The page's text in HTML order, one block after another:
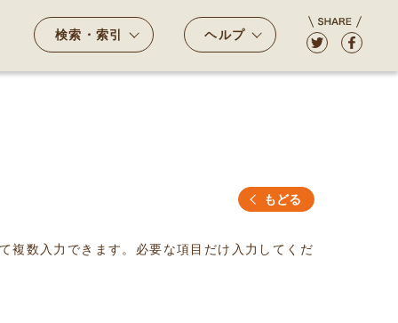
検索・索引 ヘルプ
もどる
複数入力できます。必要な項目だけ入力してくだ